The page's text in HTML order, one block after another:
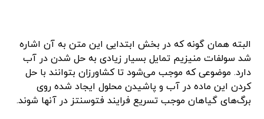
البته همان گونه که در بخش ابتدایی این متن به آن اشاره
شد سولفات منیزیم تمایل بسیار زیادی به حل شدن در آب
دارد. موضوعی که موجب می‌شود تا کشاورزان بتوانند با حل
کردن این ماده در آب و پاشیدن محلول ایجاد شده روی
برگ‌های گیاهان موجب تسریع فرایند فتوسنتز در آنها شوند.